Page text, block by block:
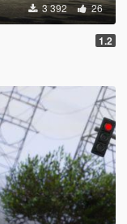
3 392 26
1.2